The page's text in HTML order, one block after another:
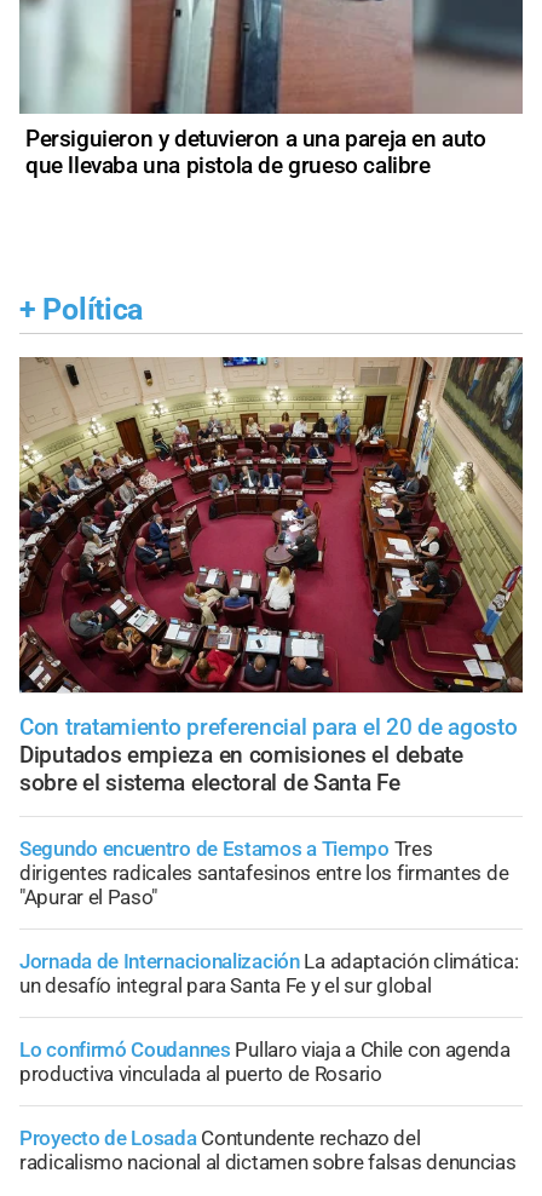
Persiguieron y detuvieron a una pareja en auto
que llevaba una pistola de grueso calibre
+ Política
Con tratamiento preferencial para el 20 de agosto
Diputados empieza en comisiones el debate
sobre el sistema electoral de Santa Fe
Segundo encuentro de Estamos a Tiempo Tres
dirigentes radicales santafesinos entre los firmantes de
"Apurar el Paso"
Jornada de Internacionalización La adaptación climática:
un desafío integral para Santa Fe y el sur global
Lo confirmó Coudannes Pullaro viaja a Chile con agenda
productiva vinculada al puerto de Rosario
Proyecto de Losada Contundente rechazo del
radicalismo nacional al dictamen sobre falsas denuncias